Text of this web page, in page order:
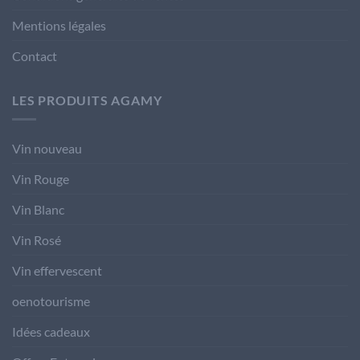
Mentions légales
Contact
LES PRODUITS AGAMY
Vin nouveau
Vin Rouge
Vin Blanc
Vin Rosé
Vin effervescent
oenotourisme
Idées cadeaux